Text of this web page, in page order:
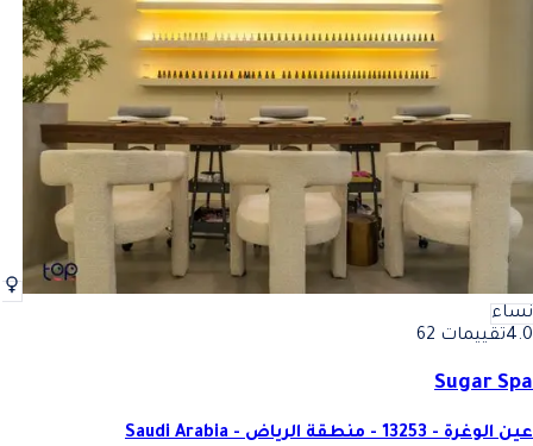
نساء
4.0تقييمات 62
Sugar Spa
عين الوغرة - 13253 - منطقة الرياض - Saudi Arabia